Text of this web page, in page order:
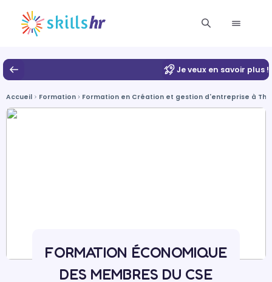
Je veux en savoir plus !
Accueil Formation Formation en Création et gestion d'entreprise à
FORMATION ÉCONOMIQUE
DES MEMBRES DU CSE